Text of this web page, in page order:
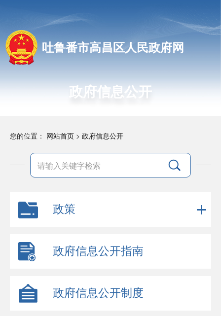
吐鲁番市高昌区人民政府网
政府信息公开
您的位置： 网站首页 > 政府信息公开
政策
政府信息公开指南
政府信息公开制度